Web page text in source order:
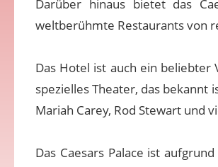
Darüber hinaus bietet das
weltberühmte Restaurants von
Das Hotel ist auch ein beliebter
spezielles Theater, das bekannt
Mariah Carey, Rod Stewart und
Das Caesars Palace ist